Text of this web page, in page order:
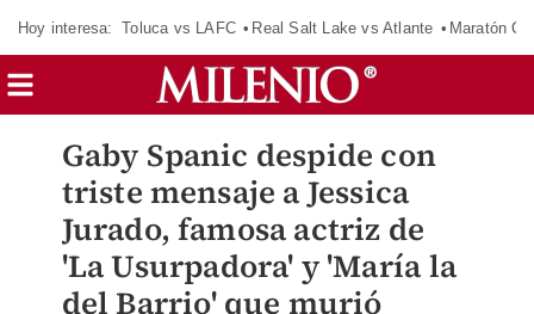
Hoy interesa: Toluca vs LAFC Real Salt Lake vs Atlante Maratón
Gaby Spanic despide con
triste mensaje a Jessica
Jurado, famosa actriz de
'La Usurpadora' y 'María la
del Barrio' que murió